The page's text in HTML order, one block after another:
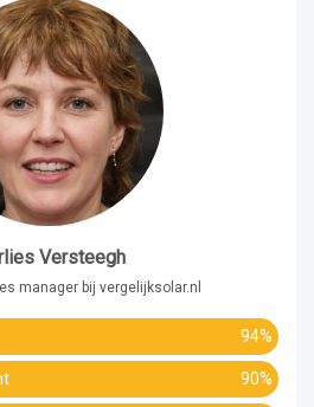
Versteegh
manager bij vergelijksolar.nl
94%
90%